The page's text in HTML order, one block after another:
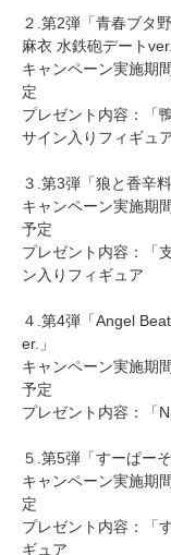
２.第2弾「青春ブタ
麻衣 水鉄砲デートver.
キャンペーン実施期
定
プレゼント内容：「
サイン入りフィギュ
３.第3弾「狼と香辛
キャンペーン実施期
予定
プレゼント内容：「
ン入りフィギュア
４.第4弾「Angel
er.」
キャンペーン実施期
予定
プレゼント内容：「
５.第5弾「すーぱー
キャンペーン実施期
定
プレゼント内容：「
ギュア